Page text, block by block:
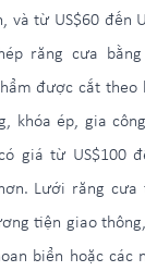
và từ US$60 đến
răng cưa
được cắt
khóa ép, gia
giá từ US$100
Lưới răng cưa
tiện giao
biển hoặc các